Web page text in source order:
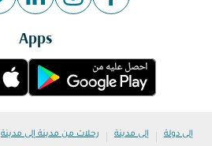
Apps
إلى دولة | إلى مدينة | رحلات من مدينة إلى مدينة